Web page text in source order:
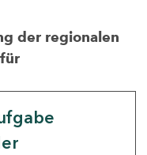
der regionalen